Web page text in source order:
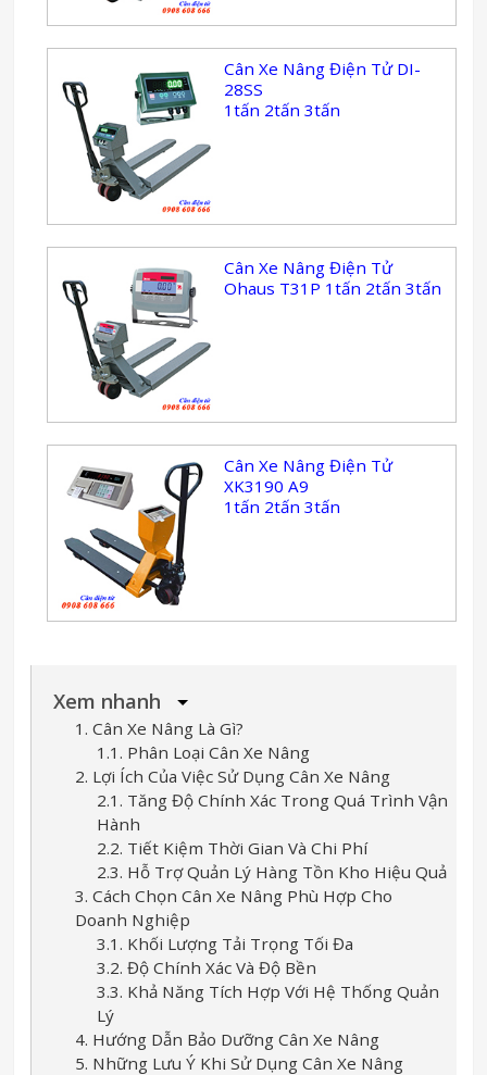
Cân Xe Nâng Điện Tử DI-
28SS
1tấn 2tấn 3tấn
Cân Xe Nâng Điện Tử
Ohaus T31P 1tấn 2tấn 3tấn
Cân Xe Nâng Điện Tử
XK3190 A9
1tấn 2tấn 3tấn
Xem nhanh
1. Cân Xe Nâng Là Gì?
1.1. Phân Loại Cân Xe Nâng
2. Lợi Ích Của Việc Sử Dụng Cân Xe Nâng
2.1. Tăng Độ Chính Xác Trong Quá Trình Vận
Hành
2.2. Tiết Kiệm Thời Gian Và Chi Phí
2.3. Hỗ Trợ Quản Lý Hàng Tồn Kho Hiệu Quả
3. Cách Chọn Cân Xe Nâng Phù Hợp Cho
Doanh Nghiệp
3.1. Khối Lượng Tải Trọng Tối Đa
3.2. Độ Chính Xác Và Độ Bền
3.3. Khả Năng Tích Hợp Với Hệ Thống Quản
Lý
4. Hướng Dẫn Bảo Dưỡng Cân Xe Nâng
5. Những Lưu Ý Khi Sử Dụng Cân Xe Nâng